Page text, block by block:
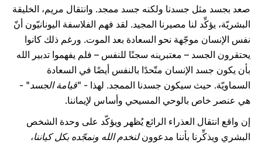
صعد بجسد مثل جسدنا ولكنه جسد ممجد. وانتقال مريم، الخليقة
البشريّة، يؤكِّد لنا مصيرنا المجيد. لقد فهم الفلاسفة اليونانيّون أنّ
نفس الإنسان موجّهة نحو السعادة بعد الموت. ورغم ذلك كانوا
يحتقرون الجسد – معتبرينه سجنًا للنفس – فلم يفهموا تدبير الله
بأن يكون جسد الإنسان متّحدًا بالنفس أيضًا في السعادة
السماويّة. حيث سيكون جسدنا الممجد. لهذا - "قيامة الجسد" -
هي عنصر خاص بالوحي المسيحي وأساس لإيماننا.
إن واقع انتقال العذراء الرائع يُظهر ويؤكّد على وحدة الشخص
البشري ويذكِّرنا بأننا مدعوونلنخدم الله ونمجّده بكل كياننا،